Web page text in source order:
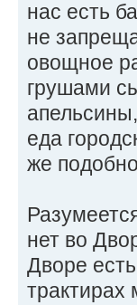
нас есть
не
овощное
грушами
еда
же
нет во
Дворе
трактирах